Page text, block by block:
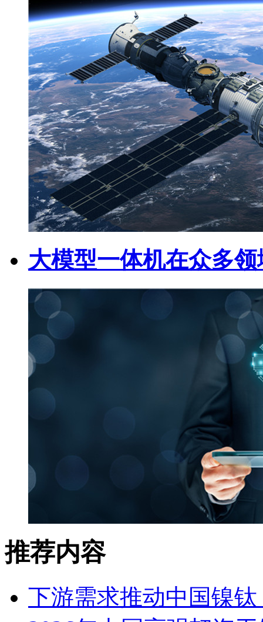
大模型一体机在众多
推荐内容
下游需求推动中国镍